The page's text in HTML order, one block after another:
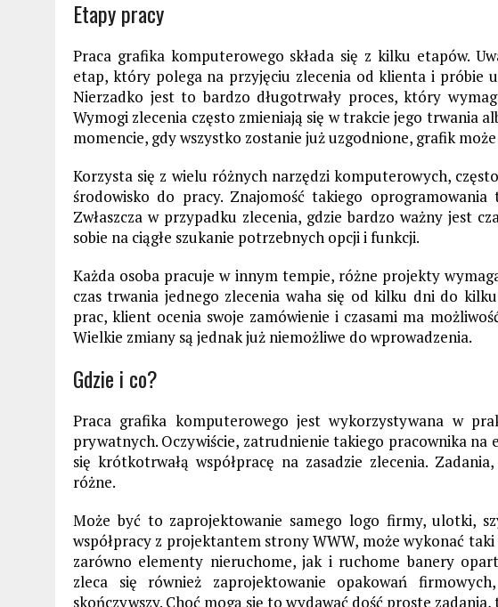
Etapy pracy
Praca grafika komputerowego składa się z kilku etapów.
etap, który polega na przyjęciu zlecenia od klienta i próbie
Nierzadko jest to bardzo długotrwały proces, który
Wymogi zlecenia często zmieniają się w trakcie jego trwania
momencie, gdy wszystko zostanie już uzgodnione, grafik
Korzysta się z wielu różnych narzędzi komputerowych,
środowisko do pracy. Znajomość takiego
Zwłaszcza w przypadku zlecenia, gdzie bardzo ważny jest
sobie na ciągłe szukanie potrzebnych opcji i funkcji.
Każda osoba pracuje w innym tempie, różne projekty
czas trwania jednego zlecenia waha się od kilku dni do
prac, klient ocenia swoje zamówienie i czasami ma
Wielkie zmiany są jednak już niemożliwe do wprowadzenia.
Gdzie i co?
Praca grafika komputerowego jest wykorzystywana w
prywatnych. Oczywiście, zatrudnienie takiego pracownika na
się krótkotrwałą współpracę na zasadzie zlecenia.
różne.
Może być to zaprojektowanie samego logo firmy, ulotki,
współpracy z projektantem strony WWW, może wykonać
zarówno elementy nieruchome, jak i ruchome banery
zleca się również zaprojektowanie opakowań
skończywszy. Choć mogą się to wydawać dość proste